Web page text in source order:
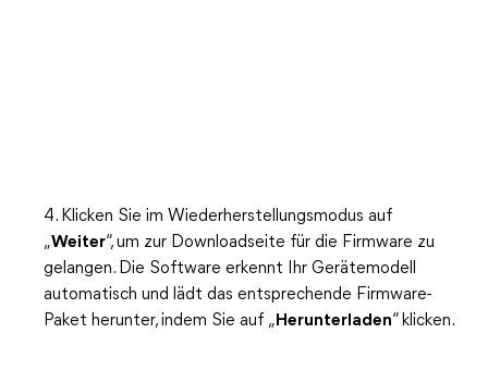
4. Klicken Sie im Wiederherstellungsmodus auf
„Weiter“, um zur Downloadseite für die Firmware zu
gelangen. Die Software erkennt Ihr Gerätemodell
automatisch und lädt das entsprechende Firmware-
Paket herunter, indem Sie auf „ Herunterladen“ klicken.